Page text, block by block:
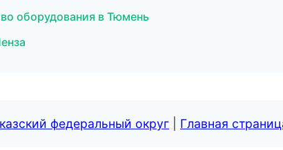
оборудования в Тюмень
федеральный округ Главная